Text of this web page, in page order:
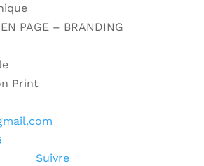
PAGE – BRANDING
Print
Suivre